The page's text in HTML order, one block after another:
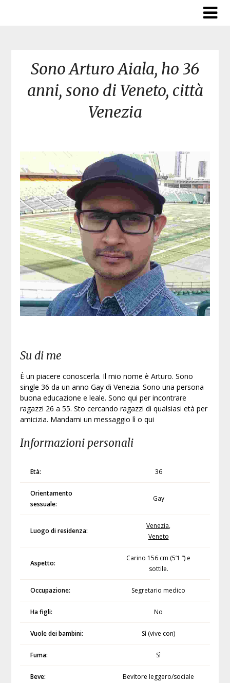
Sono Arturo Aiala, ho 36
anni, sono di Veneto, città
Venezia
Su di me
È un piacere conoscerla. Il mio nome è Arturo. Sono
single 36 da un anno Gay di Venezia. Sono una persona
buona educazione e leale. Sono qui per incontrare
ragazzi 26 a 55. Sto cercando ragazzi di qualsiasi età per
amicizia. Mandami un messaggio lì o qui
Informazioni personali
Età: 36
Orientamento
sessuale:
Gay
Luogo di residenza:
Venezia,
Veneto
Aspetto:
Carino 156 cm (5’1 “) e
sottile.
Occupazione: Segretario medico
Ha figli: No
Vuole dei bambini: Sì (vive con)
Fuma: Sì
Beve: Bevitore leggero/sociale